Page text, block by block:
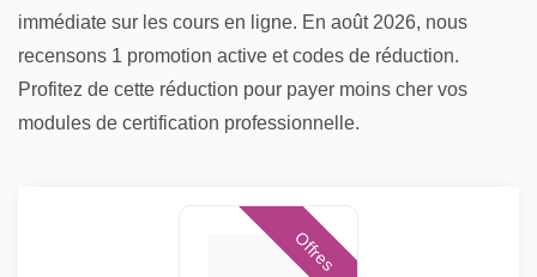
immédiate sur les cours en ligne. En août 2026, nous
recensons 1 promotion active et codes de réduction.
Profitez de cette réduction pour payer moins cher vos
modules de certification professionnelle.
Offres